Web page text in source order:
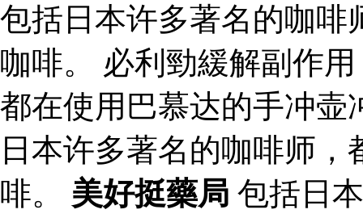
包括日本许多著名的咖啡
咖啡。 必利勁緩解副作
都在使用巴慕达的手冲壶
日本许多著名的咖啡师
啡。 美好挺藥局 包括日